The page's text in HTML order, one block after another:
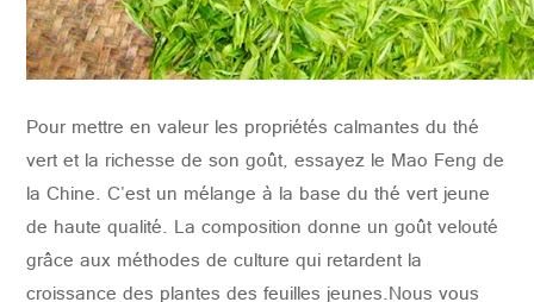
Pour mettre en valeur les propriétés calmantes du thé
vert et la richesse de son goût, essayez le Mao Feng de
la Chine.C'est un mélange à la base du thé vert jeune
de haute qualité. La composition donne un goût velouté
grâce aux méthodes de culture qui retardent la